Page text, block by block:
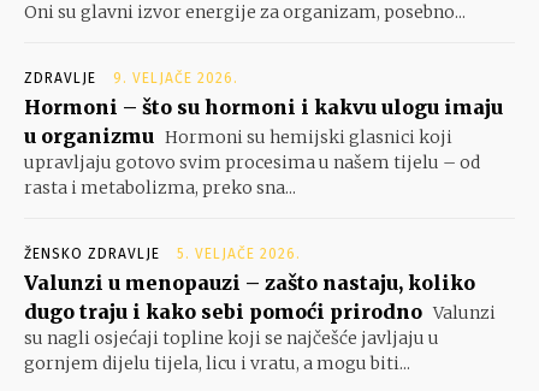
Oni su glavni izvor energije za organizam, posebno...
ZDRAVLJE 9. VELJAČE 2026.
Hormoni – što su hormoni i kakvu ulogu imaju
u organizmu Hormoni su hemijski glasnici koji
upravljaju gotovo svim procesima u našem tijelu – od
rasta i metabolizma, preko sna...
ŽENSKO ZDRAVLJE 5. VELJAČE 2026.
Valunzi u menopauzi – zašto nastaju, koliko
dugo traju i kako sebi pomoći prirodno Valunzi
su nagli osjećaji topline koji se najčešće javljaju u
gornjem dijelu tijela, licu i vratu, a mogu biti...